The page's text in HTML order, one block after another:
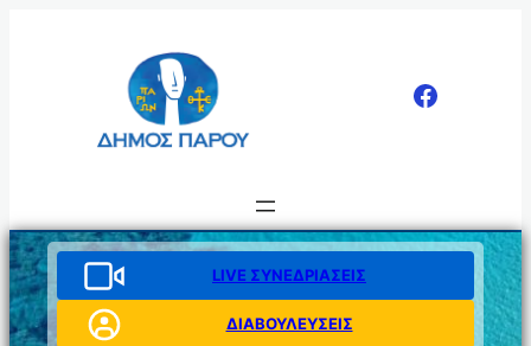
LIVE ΣΥΝΕΔΡΙΑΣΕΙΣ
ΔΙΑΒΟΥΛΕΥΣΕΙΣ